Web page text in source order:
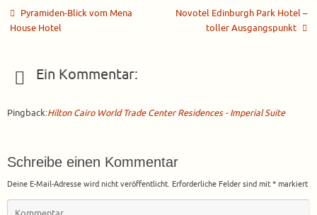
Pyramiden-Blick vom Mena
House Hotel
Novotel Edinburgh Park Hotel –
toller Ausgangspunkt
Ein Kommentar:
Pingback:Hilton Cairo World Trade Center Residences - Imperial Suite
Schreibe einen Kommentar
Deine E-Mail-Adresse wird nicht veröffentlicht. Erforderliche Felder sind mit * markiert